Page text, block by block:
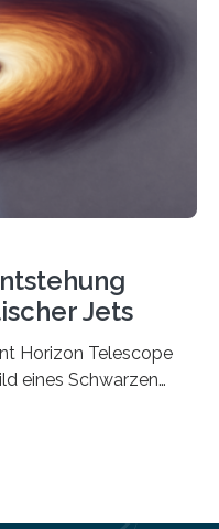
veröffentlichte
sind
thermische
um – oder anders
In
ist es in den…
Jets
Horizon Telescope
eines Schwarzen
einen seltsamen